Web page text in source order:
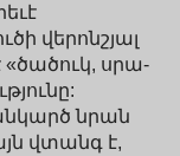
վերոնշյալ
«ծածուկ, սրա-
նրան
վտանգ է,